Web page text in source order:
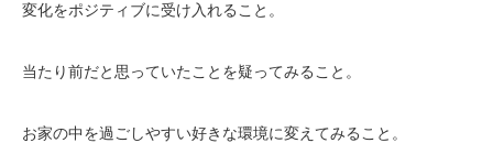
変化をポジティブに受け入れること。
当たり前だと思っていたことを疑ってみること。
お家の中を過ごしやすい好きな環境に変えてみること。